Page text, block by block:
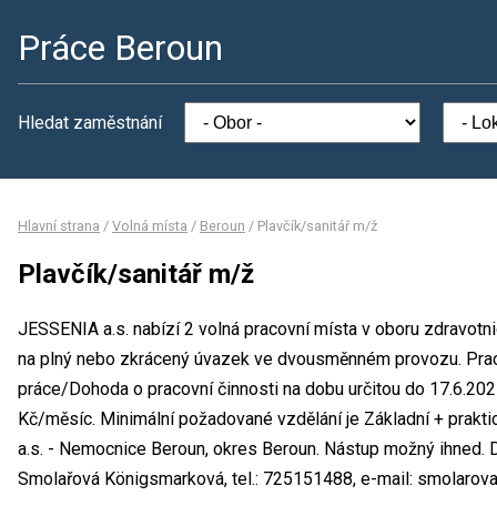
Práce Beroun
Hledat zaměstnání
Hlavní strana / Volná místa / Beroun / Plavčík/sanitář m/ž
Plavčík/sanitář m/ž
JESSENIA a.s. nabízí 2 volná pracovní místa v oboru
na plný nebo zkrácený úvazek ve dvousměnném provozu.
práce/Dohoda o pracovní činnosti na dobu určitou do
Kč/měsíc. Minimální požadované vzdělání je Základní +
a.s. - Nemocnice Beroun, okres Beroun. Nástup možný
Smolařová Königsmarková, tel.: 725151488, e-mail: